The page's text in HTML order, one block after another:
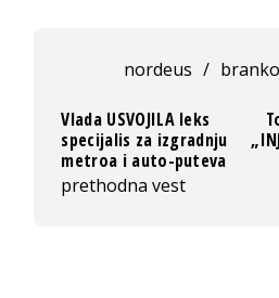
nordeus /
Vlada USVOJILA leks
specijalis za izgradnju
metroa i auto-puteva
prethodna vest